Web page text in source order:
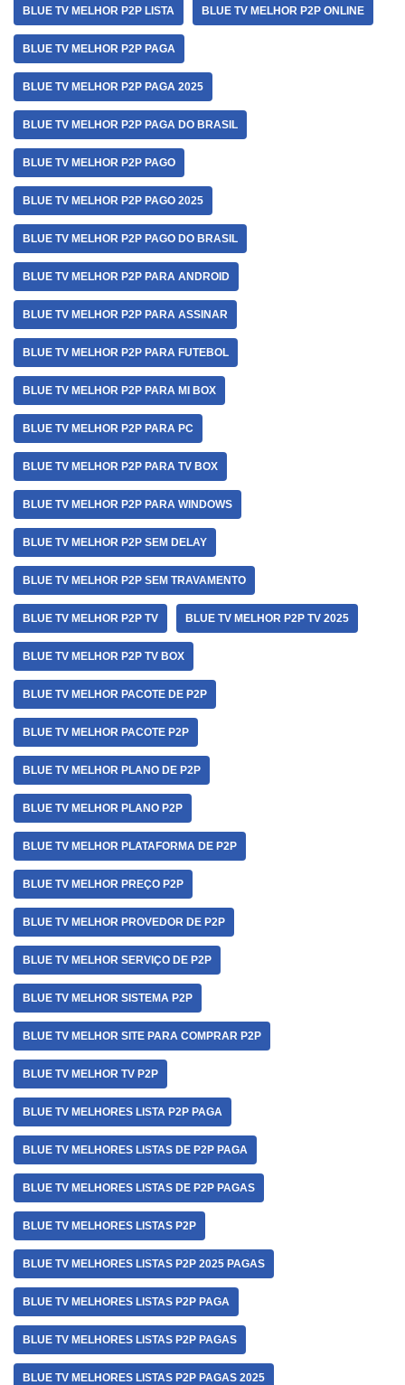
BLUE TV MELHOR P2P LISTA BLUE TV MELHOR P2P ONLINE
BLUE TV MELHOR P2P PAGA
BLUE TV MELHOR P2P PAGA 2025
BLUE TV MELHOR P2P PAGA DO BRASIL
BLUE TV MELHOR P2P PAGO
BLUE TV MELHOR P2P PAGO 2025
BLUE TV MELHOR P2P PAGO DO BRASIL
BLUE TV MELHOR P2P PARA ANDROID
BLUE TV MELHOR P2P PARA ASSINAR
BLUE TV MELHOR P2P PARA FUTEBOL
BLUE TV MELHOR P2P PARA MI BOX
BLUE TV MELHOR P2P PARA PC
BLUE TV MELHOR P2P PARA TV BOX
BLUE TV MELHOR P2P PARA WINDOWS
BLUE TV MELHOR P2P SEM DELAY
BLUE TV MELHOR P2P SEM TRAVAMENTO
BLUE TV MELHOR P2P TV BLUE TV MELHOR P2P TV 2025
BLUE TV MELHOR P2P TV BOX
BLUE TV MELHOR PACOTE DE P2P
BLUE TV MELHOR PACOTE P2P
BLUE TV MELHOR PLANO DE P2P
BLUE TV MELHOR PLANO P2P
BLUE TV MELHOR PLATAFORMA DE P2P
BLUE TV MELHOR PREÇO P2P
BLUE TV MELHOR PROVEDOR DE P2P
BLUE TV MELHOR SERVIÇO DE P2P
BLUE TV MELHOR SISTEMA P2P
BLUE TV MELHOR SITE PARA COMPRAR P2P
BLUE TV MELHOR TV P2P
BLUE TV MELHORES LISTA P2P PAGA
BLUE TV MELHORES LISTAS DE P2P PAGA
BLUE TV MELHORES LISTAS DE P2P PAGAS
BLUE TV MELHORES LISTAS P2P
BLUE TV MELHORES LISTAS P2P 2025 PAGAS
BLUE TV MELHORES LISTAS P2P PAGA
BLUE TV MELHORES LISTAS P2P PAGAS
BLUE TV MELHORES LISTAS P2P PAGAS 2025